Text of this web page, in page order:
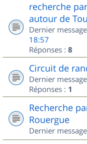
recherche
autour de
Dernier
18:57
Réponses : 8
Circuit de
Dernier
Réponses : 1
Recherche
Rouergue
Dernier